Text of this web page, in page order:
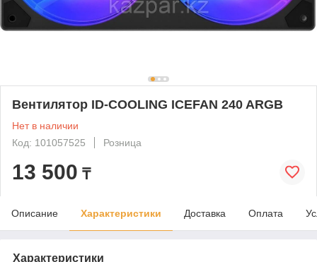
Вентилятор ID-COOLING ICEFAN 240 ARGB
Нет в наличии
Код: 101057525
Розница
13 500 ₸
Описание Характеристики Доставка Оплата
Характеристики